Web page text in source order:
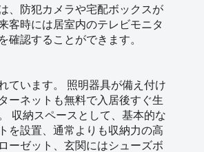
、防犯カメラや宅配ボックスが
客時には居室内のテレビモニタ
確認することができます。
ています。 照明器具が備え付け
ーネットも無料で入居後すぐ生
収納スペースとして、基本的な
を設置、通常よりも収納力の高
ーゼット、玄関にはシューズボ